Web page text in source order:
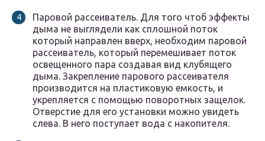
Паровой рассеиватель. Для того чтоб эффекты
дыма не выглядели как сплошной поток
который направлен вверх, необходим паровой
рассеиватель, который перемешивает поток
освещенного пара создавая вид клубящего
дыма. Закрепление парового рассеивателя
производится на пластиковую емкость, и
укрепляется с помощью поворотных защелок.
Отверстие для его установки можно увидеть
слева. В него поступает вода с накопителя.